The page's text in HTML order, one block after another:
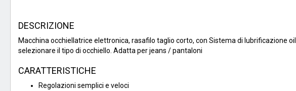
DESCRIZIONE
Macchina occhiellatrice elettronica, rasafilo taglio corto, con Sistema di lubrificazione
selezionare il tipo di occhiello. Adatta per jeans / pantaloni
CARATTERISTICHE
Regolazioni semplici e veloci